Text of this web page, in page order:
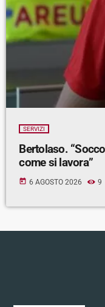
SERVIZI
Bertolaso.
come si lavora”
today 6 AGOSTO 2026 9